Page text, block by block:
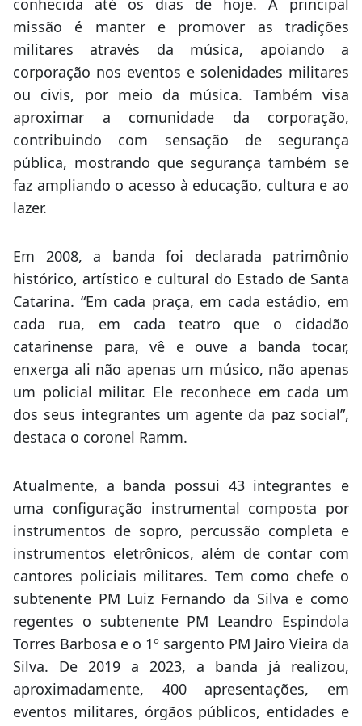
conhecida até os dias de hoje. A principal
missão é manter e promover as tradições
militares através da música, apoiando a
corporação nos eventos e solenidades militares
ou civis, por meio da música. Também visa
aproximar a comunidade da corporação,
contribuindo com sensação de segurança
pública, mostrando que segurança também se
faz ampliando o acesso à educação, cultura e ao
lazer.
Em 2008, a banda foi declarada patrimônio
histórico, artístico e cultural do Estado de Santa
Catarina. “Em cada praça, em cada estádio, em
cada rua, em cada teatro que o cidadão
catarinense para, vê e ouve a banda tocar,
enxerga ali não apenas um músico, não apenas
um policial militar. Ele reconhece em cada um
dos seus integrantes um agente da paz social”,
destaca o coronel Ramm.
Atualmente, a banda possui 43 integrantes e
uma configuração instrumental composta por
instrumentos de sopro, percussão completa e
instrumentos eletrônicos, além de contar com
cantores policiais militares. Tem como chefe o
subtenente PM Luiz Fernando da Silva e como
regentes o subtenente PM Leandro Espindola
Torres Barbosa e o 1º sargento PM Jairo Vieira da
Silva. De 2019 a 2023, a banda já realizou,
aproximadamente, 400 apresentações, em
eventos militares, órgãos públicos, entidades e